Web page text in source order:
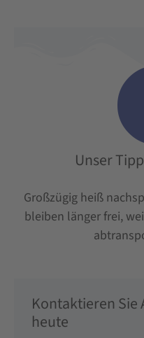
Kontaktieren Sie
heute
Unser
Großzügig heiß
bleiben länger frei,